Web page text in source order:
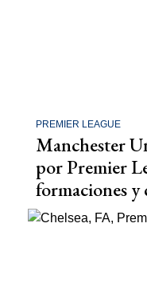
PREMIER LEAGUE
Manchester
por Premier
formaciones y